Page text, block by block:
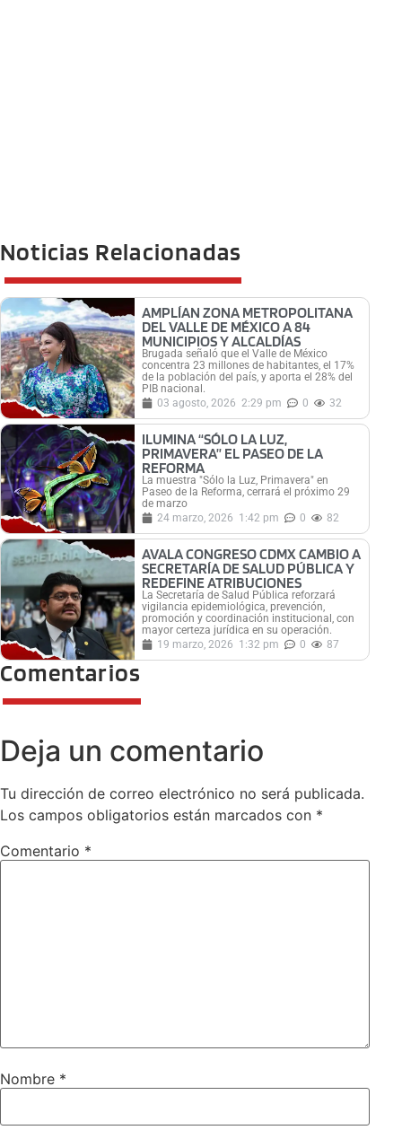
Noticias Relacionadas
AMPLÍAN ZONA METROPOLITANA
DEL VALLE DE MÉXICO A 84
MUNICIPIOS Y ALCALDÍAS
Brugada señaló que el Valle de México
concentra 23 millones de habitantes, el 17%
de la población del país, y aporta el 28% del
PIB nacional.
03 agosto, 2026 2:29 pm 0 32
ILUMINA “SÓLO LA LUZ,
PRIMAVERA” EL PASEO DE LA
REFORMA
La muestra "Sólo la Luz, Primavera" en
Paseo de la Reforma, cerrará el próximo 29
de marzo
24 marzo, 2026 1:42 pm 0 82
AVALA CONGRESO CDMX CAMBIO A
SECRETARÍA DE SALUD PÚBLICA Y
REDEFINE ATRIBUCIONES
La Secretaría de Salud Pública reforzará
vigilancia epidemiológica, prevención,
promoción y coordinación institucional, con
mayor certeza jurídica en su operación.
19 marzo, 2026 1:32 pm 0 87
Comentarios
Deja un comentario
Tu dirección de correo electrónico no será publicada.
Los campos obligatorios están marcados con *
Comentario *
Nombre *